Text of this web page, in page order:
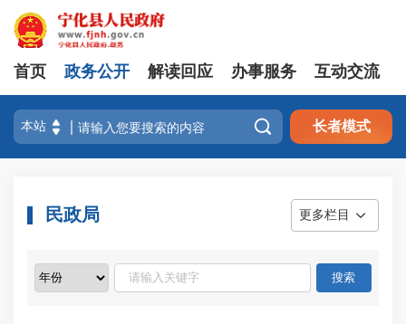
首页 政务公开 解读回应 办事服务 互动交流
 长者模式
民政局 更多栏目